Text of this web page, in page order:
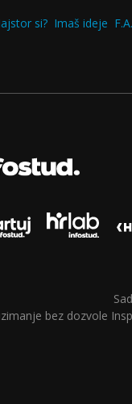
si? Imaš ideje
bez dozvole